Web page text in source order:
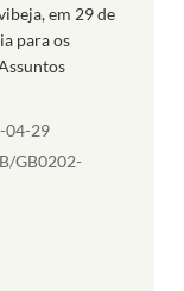
em 29 de
para os
04-29
GB0202-